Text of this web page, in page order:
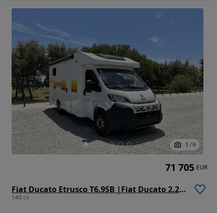
1 / 6
Fiat Ducato Etrusco T6.9SB |Fiat Ducato 2.2 Mjet 140 cv | Automático
140 cv
71 705 EUR